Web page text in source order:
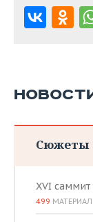
Сюжеты
XVI
499